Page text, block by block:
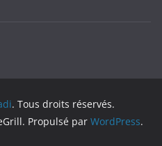
. Tous droits réservés.
Propulsé par WordPress.